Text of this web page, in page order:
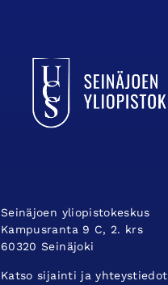
Seinäjoen yliopistokeskus
Kampusranta 9 C, 2. krs
60320 Seinäjoki
Katso sijainti ja yhteystiedot